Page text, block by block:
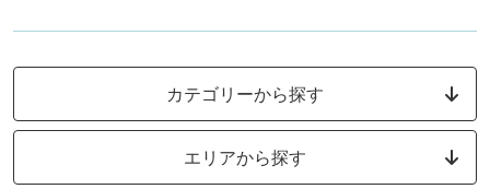
カテゴリーから探す
エリアから探す